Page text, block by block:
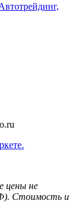
цены не
Стоимость и